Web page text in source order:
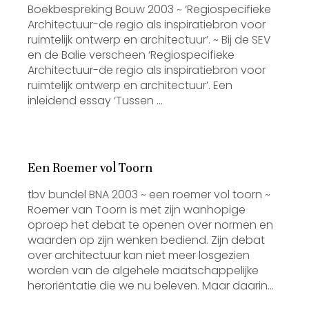
Boekbespreking Bouw 2003 ~ ‘Regiospecifieke
Architectuur-de regio als inspiratiebron voor
ruimtelijk ontwerp en architectuur’. ~ Bij de SEV
en de Balie verscheen ‘Regiospecifieke
Architectuur-de regio als inspiratiebron voor
ruimtelijk ontwerp en architectuur’. Een
inleidend essay ‘Tussen …
Een Roemer vol Toorn
tbv bundel BNA 2003 ~ een roemer vol toorn ~
Roemer van Toorn is met zijn wanhopige
oproep het debat te openen over normen en
waarden op zijn wenken bediend. Zijn debat
over architectuur kan niet meer losgezien
worden van de algehele maatschappelijke
heroriëntatie die we nu beleven. Maar daarin…